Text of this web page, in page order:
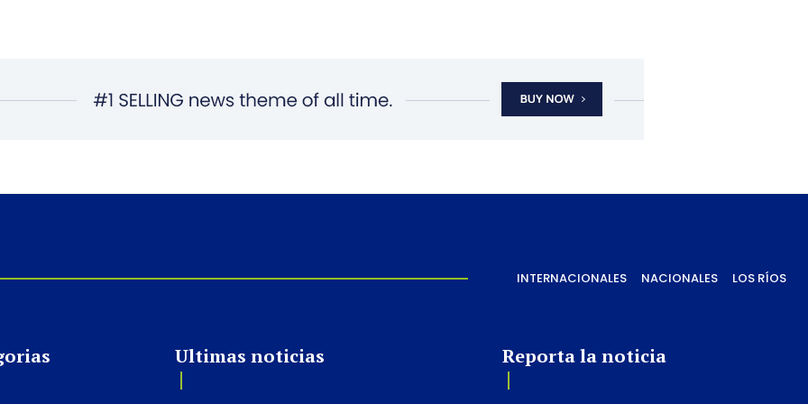
INTERNACIONALES NACIONALES LOS RÍOS
Ultimas noticias Reporta la noticia